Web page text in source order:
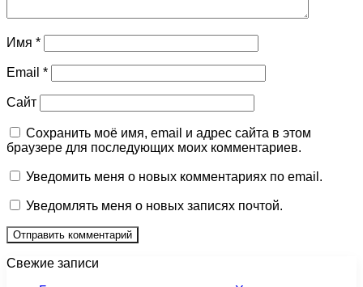
Имя *
Email *
Сайт
Сохранить моё имя, email и адрес сайта в этом
браузере для последующих моих комментариев.
Уведомить меня о новых комментариях по email.
Уведомлять меня о новых записях почтой.
Свежие записи